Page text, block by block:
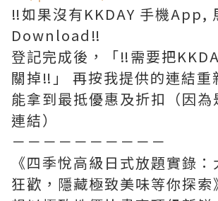
‼️如果沒有KKDAY 手機App,
Download‼️
登記完成後，「‼️需要把
關掉‼️」 再按我提供的連結重
能拿到最抵優惠及折扣（因為
連結）
－－－－－－－－－－
《四季悅高級日式放題實錄
狂歡，隱藏極致美味等你探索